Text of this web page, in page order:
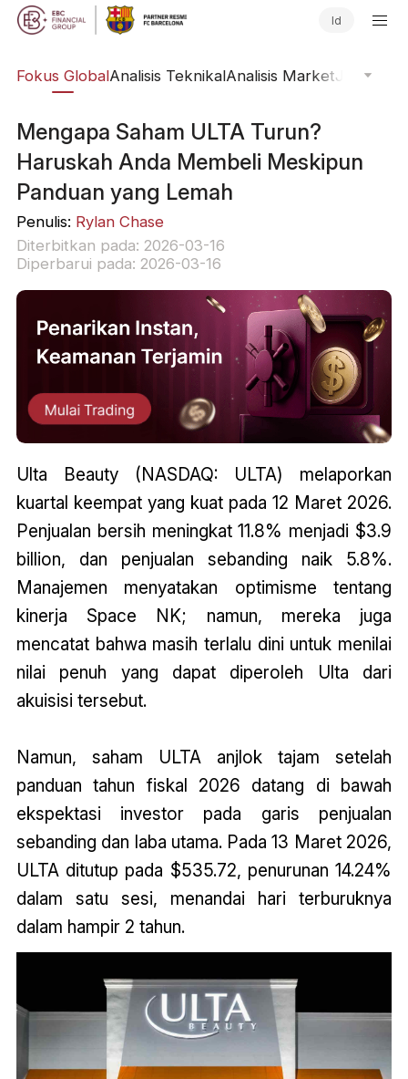
Id
Fokus GlobalAnalisis TeknikalAnalisis MarketJurnal
Mengapa Saham ULTA Turun?
Haruskah Anda Membeli Meskipun
Panduan yang Lemah
Penulis: Rylan Chase
Diterbitkan pada: 2026-03-16
Diperbarui pada: 2026-03-16
Ulta Beauty (NASDAQ: ULTA) melaporkan
kuartal keempat yang kuat pada 12 Maret 2026.
Penjualan bersih meningkat 11.8% menjadi $3.9
billion, dan penjualan sebanding naik 5.8%.
Manajemen menyatakan optimisme tentang
kinerja Space NK; namun, mereka juga
mencatat bahwa masih terlalu dini untuk menilai
nilai penuh yang dapat diperoleh Ulta dari
akuisisi tersebut.
Namun, saham ULTA anjlok tajam setelah
panduan tahun fiskal 2026 datang di bawah
ekspektasi investor pada garis penjualan
sebanding dan laba utama. Pada 13 Maret 2026,
ULTA ditutup pada $535.72, penurunan 14.24%
dalam satu sesi, menandai hari terburuknya
dalam hampir 2 tahun.